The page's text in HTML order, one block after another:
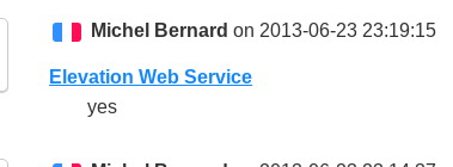
Michel Bernard on 2013-06-23 23:19:15
Elevation Web Service
yes